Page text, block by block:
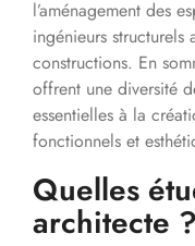
l’aménagement des
ingénieurs
constructions. En
offrent une diversité
essentielles à la
fonctionnels et
Quelles
architecte ?